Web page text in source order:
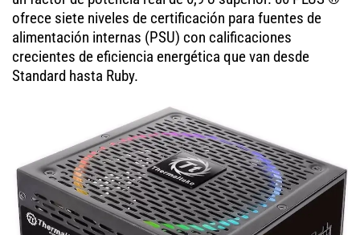
ofrece siete niveles de certificación para fuentes de
alimentación internas (PSU) con calificaciones
crecientes de eficiencia energética que van desde
Standard hasta Ruby.